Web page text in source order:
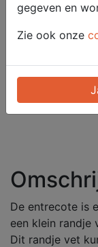
De entrecote is
een klein randje
Dit randje vet
gegeven en
Zie ook onze